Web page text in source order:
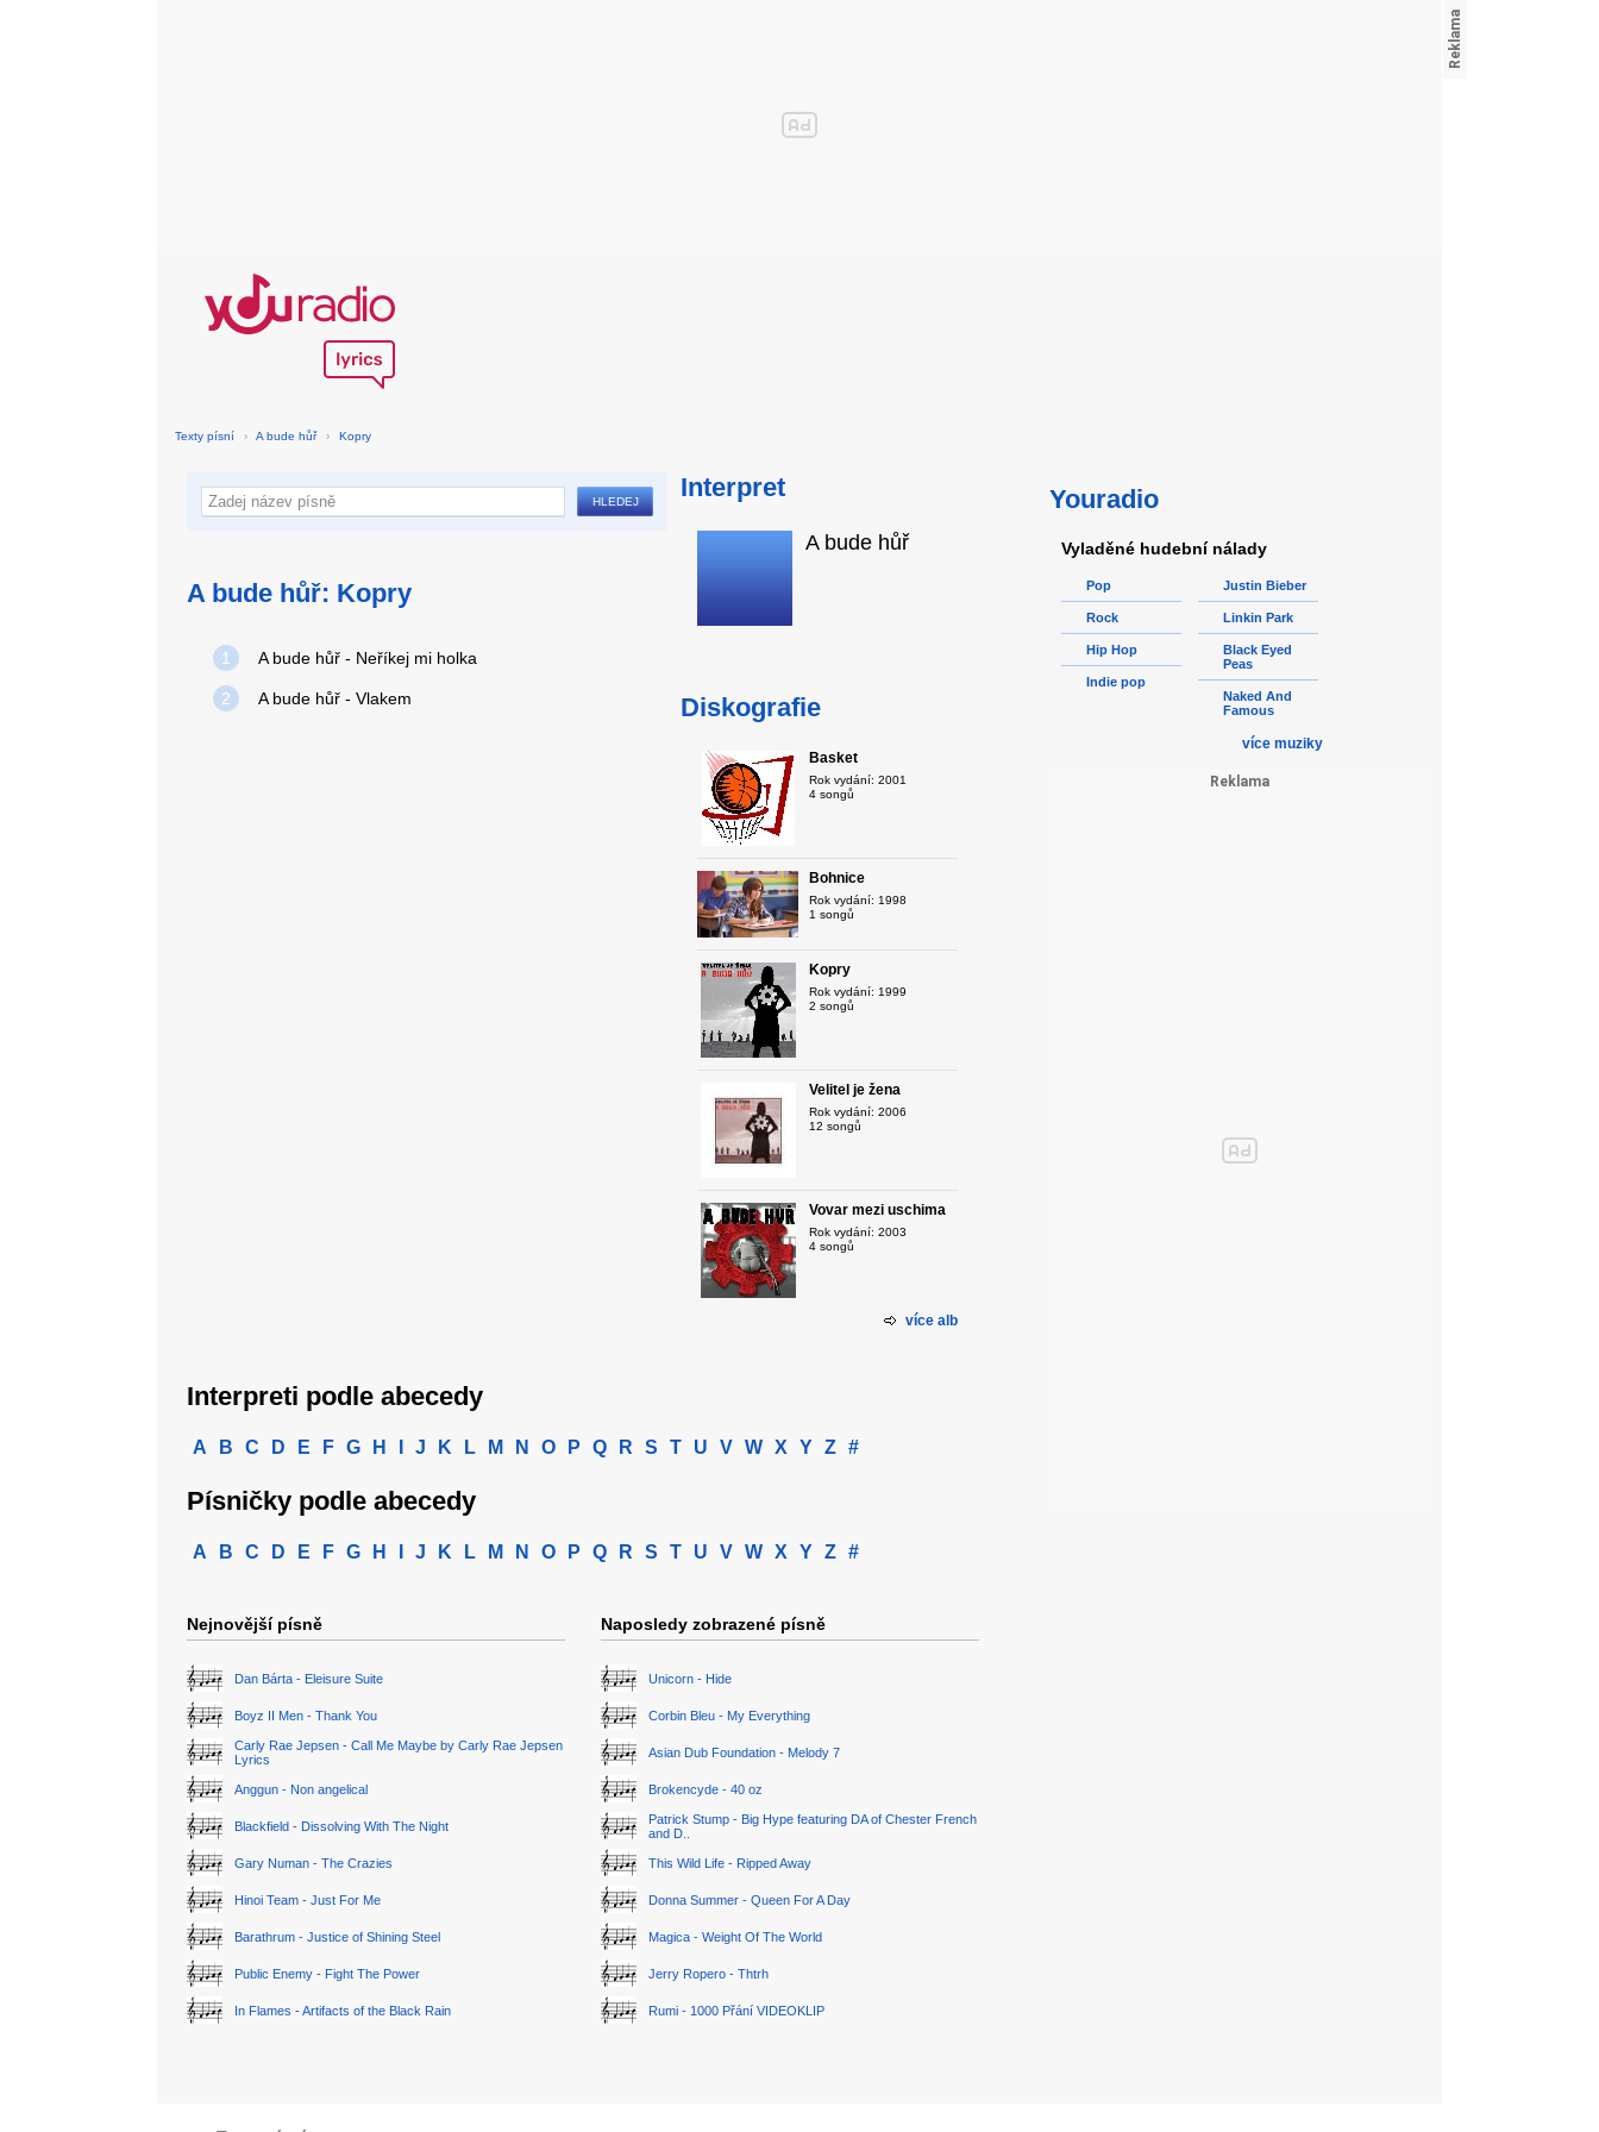
Texty písní › A bude hůř › Kopry
A bude hůř: Kopry
1 A bude hůř - Neříkej mi holka
2 A bude hůř - Vlakem
Interpret
A bude hůř
Diskografie
Basket
Rok vydání: 2001
4 songů
Bohnice
Rok vydání: 1998
1 songů
Kopry
Rok vydání: 1999
2 songů
Velitel je žena
Rok vydání: 2006
12 songů
Vovar mezi uschima
Rok vydání: 2003
4 songů
více alb
Interpreti podle abecedy
A B C D E F G H J K L M N O P Q R S T U V W X Y Z #
Písničky podle abecedy
A B C D E F G H J K L M N O P Q R S T U V W X Y Z #
Nejnovější písně
Dan Bárta - Eleisure Suite
Boyz II Men - Thank You
Carly Rae Jepsen - Call Me Maybe by Carly Rae Jepsen
Lyrics
Anggun - Non angelical
Blackfield - Dissolving With The Night
Gary Numan - The Crazies
Hinoi Team - Just For Me
Barathrum - Justice of Shining Steel
Public Enemy - Fight The Power
In Flames - Artifacts of the Black Rain
Naposledy zobrazené písně
Unicorn - Hide
Corbin Bleu - My Everything
Asian Dub Foundation - Melody 7
Brokencyde - 40 oz
Patrick Stump - Big Hype featuring DA of Chester French
and D..
This Wild Life - Ripped Away
Donna Summer - Queen For A Day
Magica - Weight Of The World
Jerry Ropero - Thtrh
Rumi - 1000 Přání VIDEOKLIP
Youradio
Vyladěné hudební nálady
Pop
Rock
Hip Hop
Indie pop
Justin Bieber
Linkin Park
Black Eyed
Peas
Naked And
Famous
více muziky